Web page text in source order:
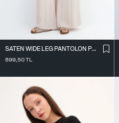
SATEN WIDE LEG PANTOLON PN17298
899,50TL